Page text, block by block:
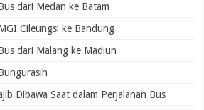
dari Medan ke Batam
Cileungsi ke Bandung
dari Malang ke Madiun
Dibawa Saat dalam Perjalanan Bus